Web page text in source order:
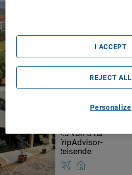
Personalize
REJECT ALL
I ACCEPT